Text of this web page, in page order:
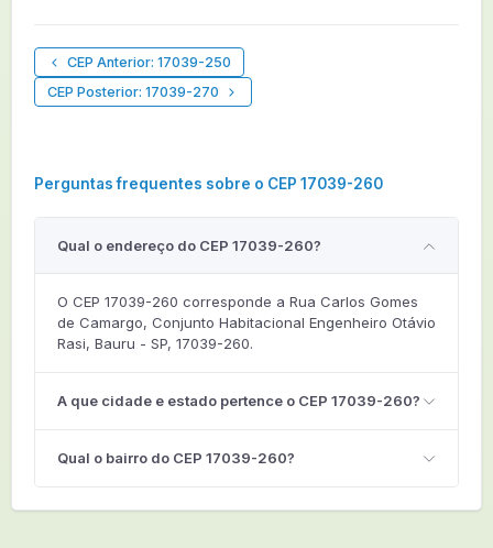
CEP Anterior: 17039-250
CEP Posterior: 17039-270
Perguntas frequentes sobre o CEP 17039-260
Qual o endereço do CEP 17039-260?
O CEP 17039-260 corresponde a Rua Carlos Gomes
de Camargo, Conjunto Habitacional Engenheiro Otávio
Rasi, Bauru - SP, 17039-260.
A que cidade e estado pertence o CEP 17039-260?
Qual o bairro do CEP 17039-260?